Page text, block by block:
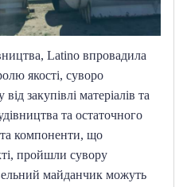
Latino впровадила
якості, суворо
закупівлі матеріалів та
та остаточного
та компоненти, що
пройшли сувору
майданчик можуть